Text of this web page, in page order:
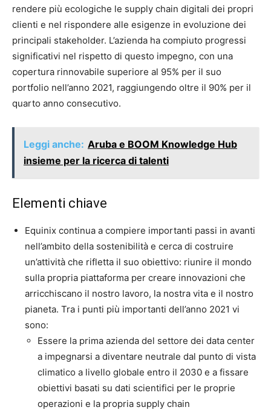
rendere più ecologiche le supply chain digitali dei propri
clienti e nel rispondere alle esigenze in evoluzione dei
principali stakeholder. L’azienda ha compiuto progressi
significativi nel rispetto di questo impegno, con una
copertura rinnovabile superiore al 95% per il suo
portfolio nell’anno 2021, raggiungendo oltre il 90% per il
quarto anno consecutivo.
Leggi anche: Aruba e BOOM Knowledge Hub
insieme per la ricerca di talenti
Elementi chiave
Equinix continua a compiere importanti passi in avanti
nell’ambito della sostenibilità e cerca di costruire
un’attività che rifletta il suo obiettivo: riunire il mondo
sulla propria piattaforma per creare innovazioni che
arricchiscano il nostro lavoro, la nostra vita e il nostro
pianeta. Tra i punti più importanti dell’anno 2021 vi
sono:
Essere la prima azienda del settore dei data center
a impegnarsi a diventare neutrale dal punto di vista
climatico a livello globale entro il 2030 e a fissare
obiettivi basati su dati scientifici per le proprie
operazioni e la propria supply chain